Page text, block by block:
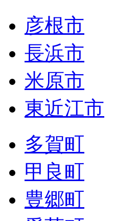
彦根市
長浜市
米原市
東近江市
多賀町
甲良町
豊郷町